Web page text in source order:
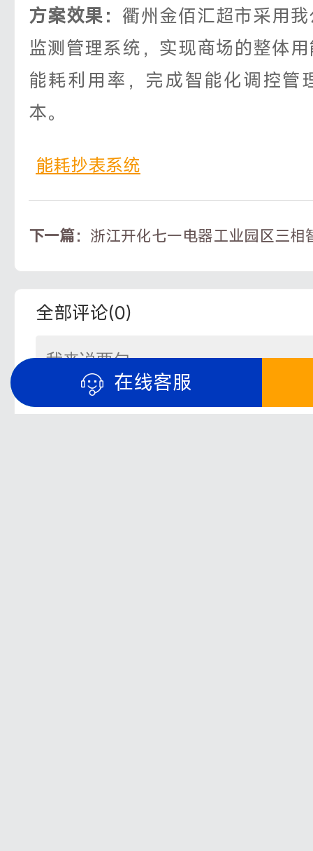
方案效果： 衢州金佰汇超市采用
监测管理系统，实现商场的整体
能耗利用率，完成智能化调控管
本。
能耗抄表系统
下一篇： 浙江开化七一电器工业园区三相
全部评论(0)
在线客服